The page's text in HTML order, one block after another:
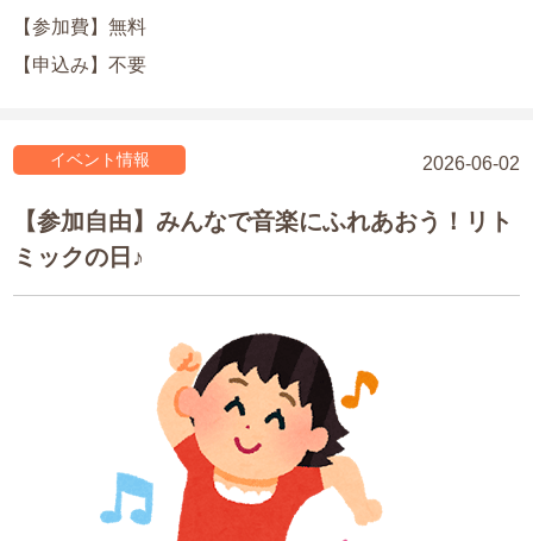
【参加費】無料
【申込み】不要
2026-06-02
イベント情報
【参加自由】みんなで音楽にふれあおう！リト
ミックの日♪